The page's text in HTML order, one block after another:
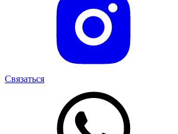
Связаться